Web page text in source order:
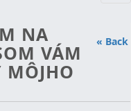
« Back
NA
VÁM
MÔJHO